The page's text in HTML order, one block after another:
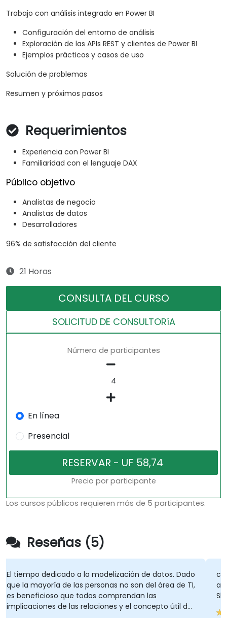
Trabajo con análisis integrado en Power BI
Configuración del entorno de análisis
Exploración de las APIs REST y clientes de Power BI
Ejemplos prácticos y casos de uso
Solución de problemas
Resumen y próximos pasos
Requerimientos
Experiencia con Power BI
Familiaridad con el lenguaje DAX
Público objetivo
Analistas de negocio
Analistas de datos
Desarrolladores
96% de satisfacción del cliente
21 Horas
CONSULTA DEL CURSO
SOLICITUD DE CONSULTORíA
Número de participantes
En línea
Presencial
Precio por participante
Los cursos públicos requieren más de 5 participantes.
Reseñas (5)
El tiempo dedicado a la modelización de datos. Dado
que la mayoría de las personas no son del área de TI,
es beneficioso que todos comprendan las
implicaciones de las relaciones y el concepto útil de